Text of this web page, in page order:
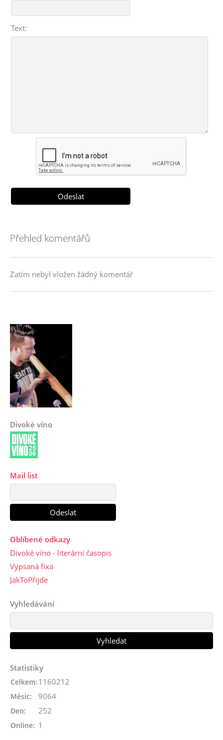
Text:
Přehled komentářů
Zatím nebyl vložen žádný komentář
Divoké víno
Mail list
Oblíbené odkazy
Divoké víno - literární časopis
Vypsaná fixa
JakToPřijde
Vyhledávání
Statistiky
Online: 1
Celkem: 1160212
Měsíc: 9064
Den: 252